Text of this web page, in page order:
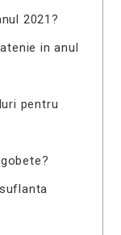
2021?
in anul
pentru